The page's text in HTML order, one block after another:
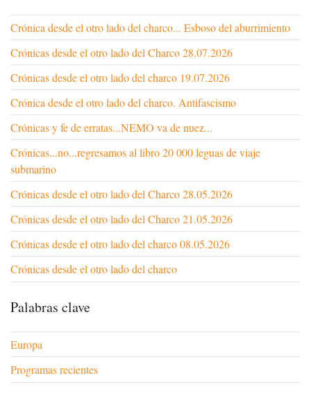
Crónica desde el otro lado del charco... Esboso del aburrimiento
Crónicas desde el otro lado del Charco 28.07.2026
Crónicas desde el otro lado del charco 19.07.2026
Crónica desde el otro lado del charco. Antifascismo
Crónicas y fe de erratas...NEMO va de nuez...
Crónicas...no...regresamos al libro 20 000 leguas de viaje
submarino
Crónicas desde el otro lado del Charco 28.05.2026
Crónicas desde el otro lado del Charco 21.05.2026
Crónicas desde el otro lado del charco 08.05.2026
Crónicas desde el otro lado del charco
Palabras clave
Europa
Programas recientes